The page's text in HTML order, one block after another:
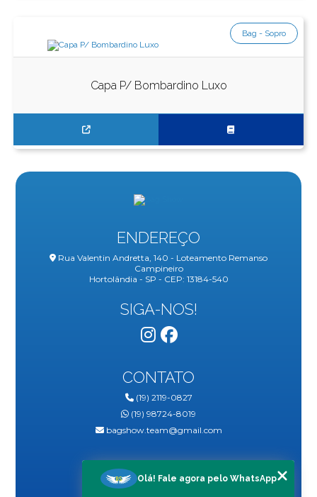
Capa P/ Bombardino Luxo
Bag - Sopro
ENDEREÇO
Rua Valentin Andretta, 140 - Loteamento Remanso
Campineiro
Hortolândia - SP - CEP: 13184-540
SIGA-NOS!
CONTATO
(19) 2119-0827
(19) 98724-8019
bagshow.team@gmail.com
MENU
Olá! Fale agora pelo WhatsApp